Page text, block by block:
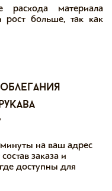
материала
рост больше, так как
на ваш адрес
заказа и
доступны для